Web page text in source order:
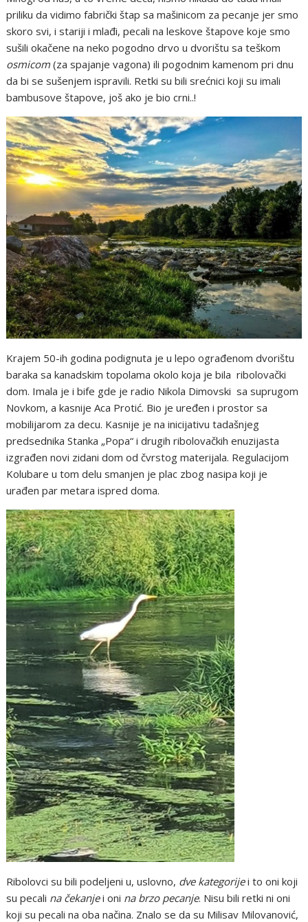
priliku da vidimo fabrički štap sa mašinicom za pecanje jer smo
skoro svi, i stariji i mlađi, pecali na leskove štapove koje smo
sušili okačene na neko pogodno drvo u dvorištu sa teškom
osmicom (za spajanje vagona) ili pogodnim kamenom pri dnu
da bi se sušenjem ispravili. Retki su bili srećnici koji su imali
bambusove štapove, još ako je bio crni..!
Krajem 50-ih godina podignuta je u lepo ograđenom dvorištu
baraka sa kanadskim topolama okolo koja je bila ribolovački
dom. Imala je i bife gde je radio Nikola Dimovski sa suprugom
Novkom, a kasnije Aca Protić. Bio je uređen i prostor sa
mobilijarom za decu. Kasnije je na inicijativu tadašnjeg
predsednika Stanka „Popa“ i drugih ribolovačkih enuzijasta
izgrađen novi zidani dom od čvrstog materijala. Regulacijom
Kolubare u tom delu smanjen je plac zbog nasipa koji je
urađen par metara ispred doma.
Ribolovci su bili podeljeni u, uslovno, dve kategorijei to oni koji
su pecali na čekanjei oni na brzo pecanje. Nisu bili retki ni oni
koji su pecali na oba načina. Znalo se da su Milisav Milovanović,